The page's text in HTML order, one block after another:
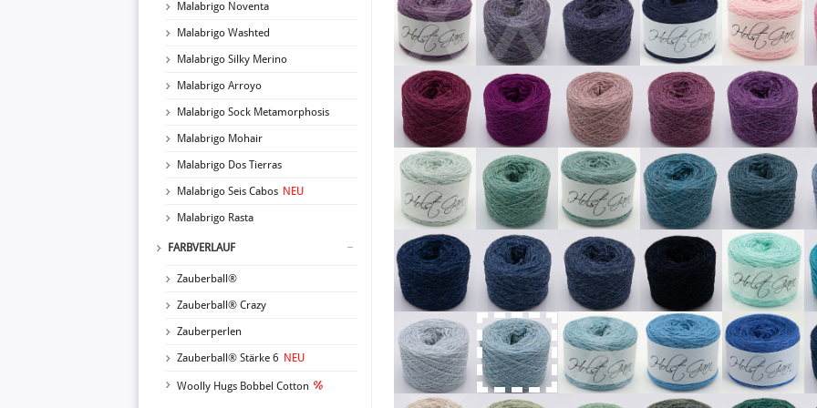
Malabrigo Noventa
Malabrigo Washted
Malabrigo Silky Merino
Malabrigo Arroyo
Malabrigo Sock Metamorphosis
Malabrigo Mohair
Malabrigo Dos Tierras
Malabrigo Seis Cabos NEU
Malabrigo Rasta
FARBVERLAUF
Zauberball®
Zauberball® Crazy
Zauberperlen
Zauberball® Stärke 6 NEU
Woolly Hugs Bobbel Cotton
X X
X
X